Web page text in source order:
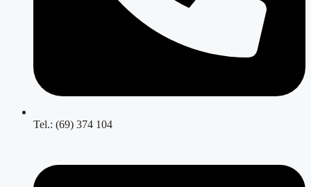
Tel.: (69) 374 104